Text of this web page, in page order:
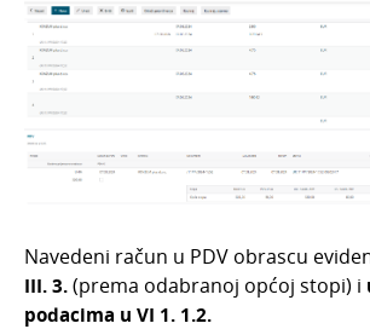
Bankovni izvodi
Nalozi za plaćanje
Mobilna aplikacija
Izvještavanje o naplati
Navedeni račun u PDV obrascu
III. 3.(prema odabranoj općoj stopi) i
podacima u VI 1. 1.2.